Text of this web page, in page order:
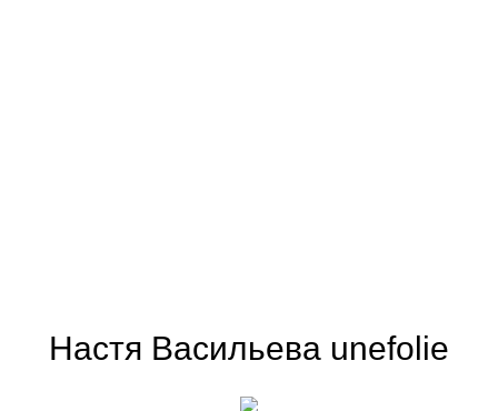
Настя Васильева unefolie